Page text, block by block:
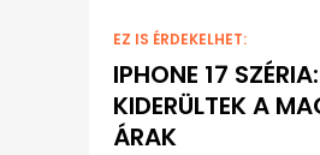
EZ IS ÉRDEKELHET:
IPHONE 17 SZÉRIA:
KIDERÜLTEK A
ÁRAK